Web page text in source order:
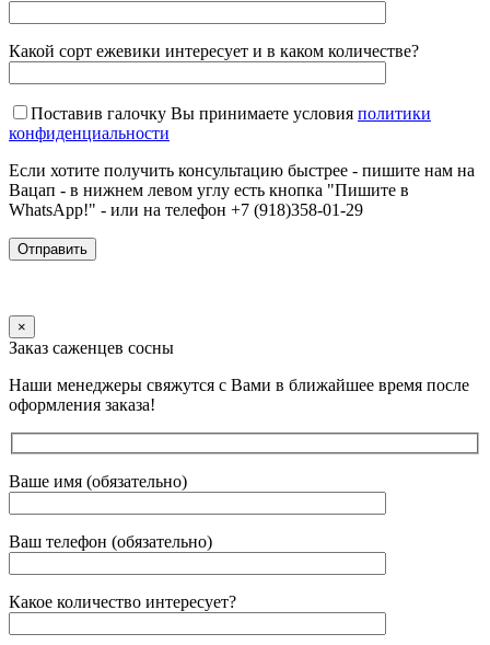
Какой сорт ежевики интересует и в каком количестве?
Поставив галочку Вы принимаете условия политики
конфиденциальности
Если хотите получить консультацию быстрее - пишите нам на
Вацап - в нижнем левом углу есть кнопка "Пишите в
WhatsApp!" - или на телефон +7 (918)358-01-29
×
Заказ саженцев сосны
Наши менеджеры свяжутся с Вами в ближайшее время после
оформления заказа!
Ваше имя (обязательно)
Ваш телефон (обязательно)
Какое количество интересует?